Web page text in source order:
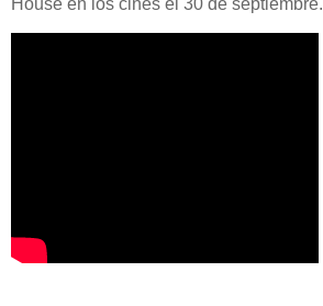
House en los cines el 30 de septiembre.